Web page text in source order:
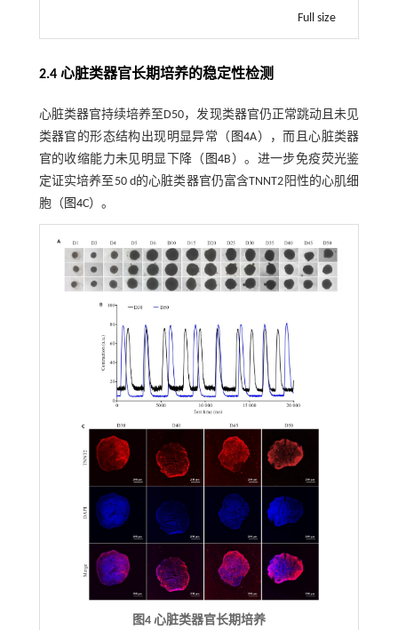
Full size
2.4 心脏类器官长期培养的稳定性检测
心脏类器官持续培养至D50，发现类器官仍正常跳动且未见
类器官的形态结构出现明显异常（ 图4A），而且心脏类器
官的收缩能力未见明显下降（ 图4B）。进一步免疫荧光鉴
定证实培养至50 d的心脏类器官仍富含TNNT2阳性的心肌细
胞（ 图4C）。
图4 心脏类器官长期培养